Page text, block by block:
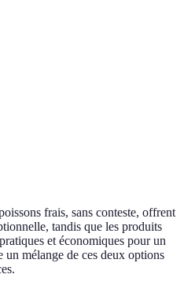
frais, sans conteste, offrent
tandis que les produits
et économiques pour un
un mélange de ces deux options